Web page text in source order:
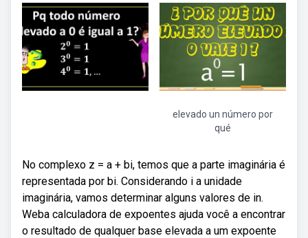
elevado un número por
qué
No complexo z = a + bi, temos que a parte imaginária é
representada por bi. Considerando i a unidade
imaginária, vamos determinar alguns valores de in.
Weba calculadora de expoentes ajuda você a encontrar
o resultado de qualquer base elevada a um expoente